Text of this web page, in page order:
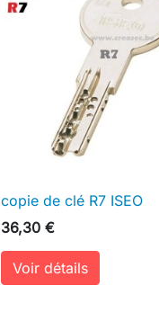
 Aperçu rapide
copie de clé R7 ISEO
36,30 €
Voir détails